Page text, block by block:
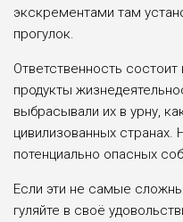
экскре­ментами там
прогулок.
Ответственность
продукты
выбрасывали их в урну,
цивилизован­ных странах.
потенциально опасных
Если эти не самые
гуляйте в своё